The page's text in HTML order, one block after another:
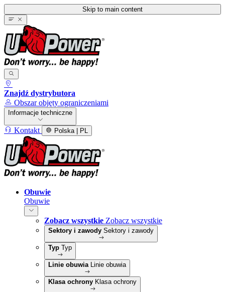
Skip to main content
Znajdź dystrybutora
Obszar objęty ograniczeniami
Informacje techniczne
Kontakt Polska | PL
Obuwie
Obuwie
Zobacz wszystkie Zobacz wszystkie
Sektory i zawody Sektory i zawody
Typ Typ
Linie obuwia Linie obuwia
Klasa ochrony Klasa ochrony